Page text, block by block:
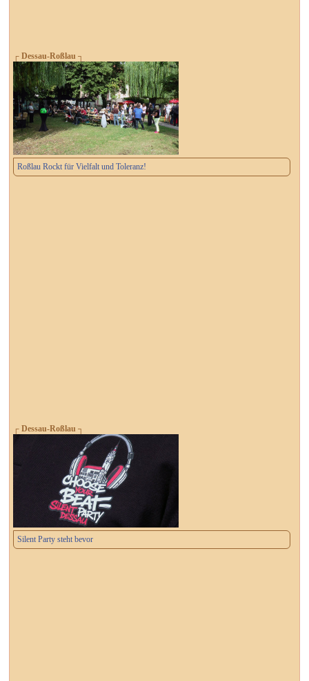
┌ Dessau-Roßlau ┐
Roßlau Rockt für Vielfalt und Toleranz!
┌ Dessau-Roßlau ┐
Silent Party steht bevor